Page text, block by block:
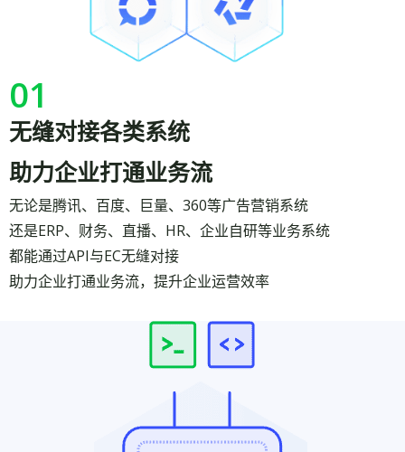
01
无缝对接各类系统
助力企业打通业务流
无论是腾讯、百度、巨量、360等广告营销系统
还是ERP、财务、直播、HR、企业自研等业务系统
都能通过API与EC无缝对接
助力企业打通业务流，提升企业运营效率